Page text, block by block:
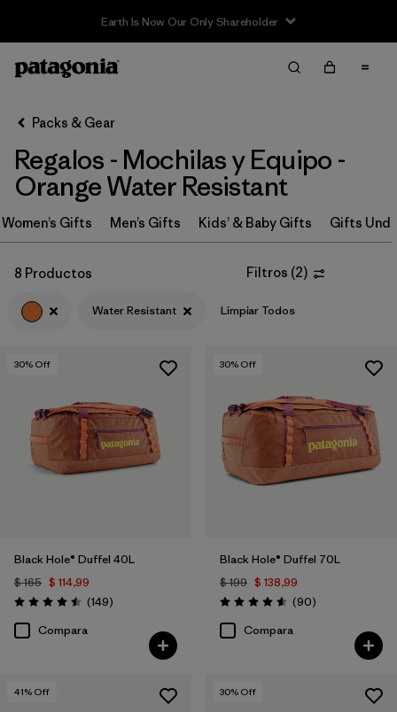
Earth Is Now Our Only Shareholder
Filter & Sort
Ordenar Por
Filtrar por
Price
Filtrar por
Size
Filtrar por
Materials & Fabric
Filtrar por
Sport
Filtrar por
Price
Packs & Gear
Regalos - Mochilas y Equipo -
Orange Water Resistant
Women’s Gifts Men’s Gifts Kids’ & Baby Gifts Gifts
8 Productos Filtros (2)
Water Resistant Limpiar Todos
30% Off
Black Hole® Duffel 40L
$ 165 $ 114,99
Valoración: 4.5 / 5
(149Comentarios
)
Compara
30% Off
Black Hole® Duffel 70L
$ 199 $ 138,99
Valoración: 4.6 / 5
(90Comentarios
)
Compara
41% Off 30% Off